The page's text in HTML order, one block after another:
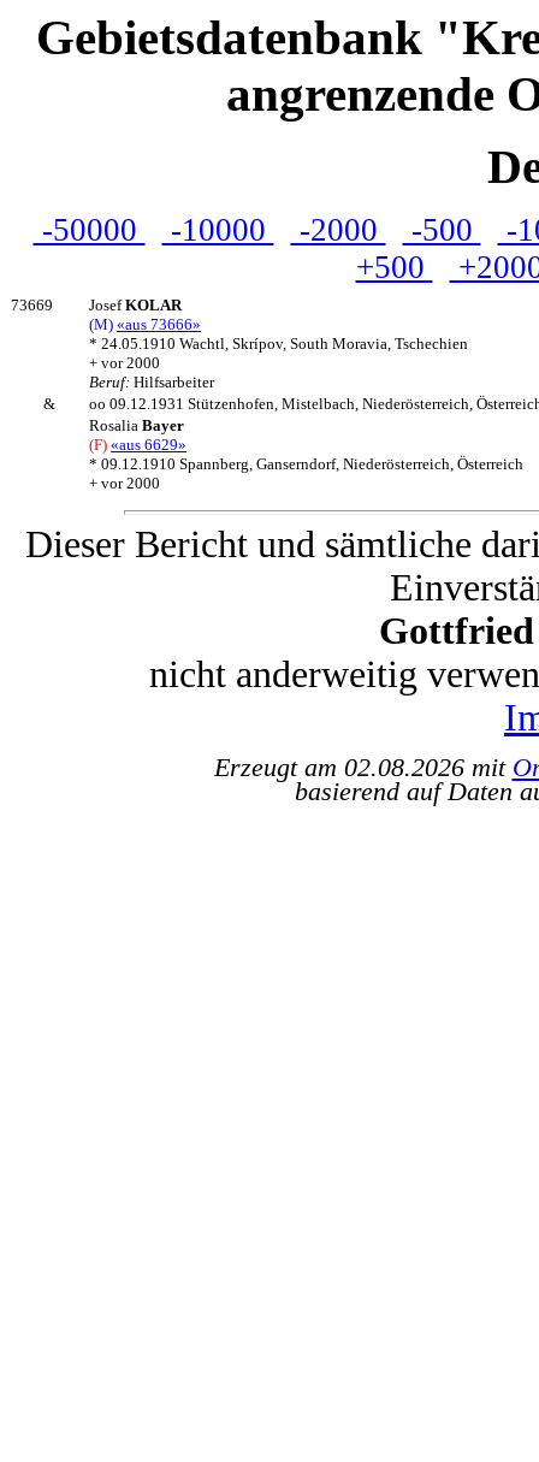
Gebietsdatenbank
angrenzende
-50000 -10000 -2000 -500
-
+500
73669 JosefKOLAR
(M) «aus 73666»
* 24.05.1910 Wachtl, Skrípov, South Moravia, Tschechien
+ vor 2000
Beruf: Hilfsarbeiter
&
oo 09.12.1931 Stützenhofen, Mistelbach, Niederösterreich,
Rosalia Bayer
(F) «aus 6629»
* 09.12.1910 Spannberg, Ganserndorf, Niederösterreich, Österreich
+ vor 2000
Dieser Bericht und sämtliche
Gottfried
nicht anderweitig
Erzeugt am 02.08.2026 mit
basierend auf Daten